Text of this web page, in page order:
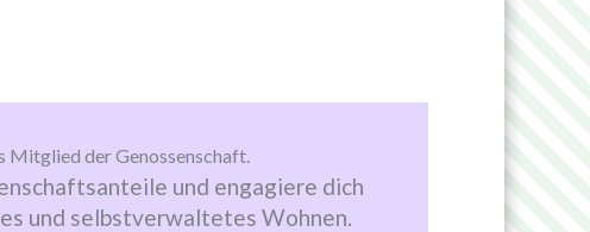
Mitglied der Genossenschaft.
und engagiere dich
und selbstverwaltetes Wohnen.